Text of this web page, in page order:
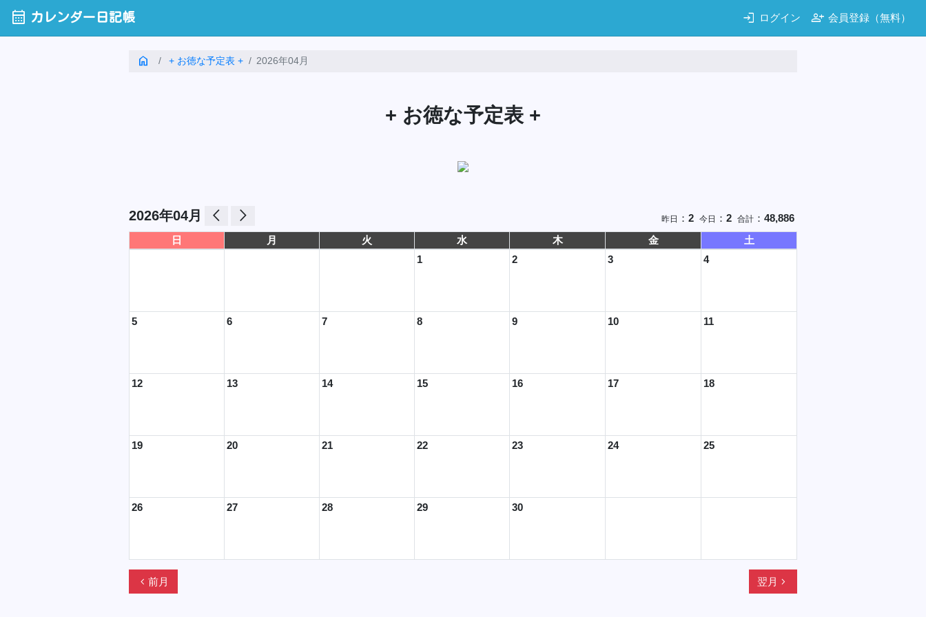
calendar_month カレンダー日記帳 login ログイン person_add 会員登録（無料）
home + お徳な予定表 + 2026年04月
+ お徳な予定表 +
2026年04月 arrow_back_ios arrow_forward_ios 昨日 ： 2 今日 ： 2 合計 ： 48,886
日
月 火 水 木 金
土
1
2 3 4
5 6 7 8 9 10 11
12 13 14 15 16 17 18
19 20 21 22 23 24 25
26 27 28 29 30
chevron_left前月 翌月 navigate_next